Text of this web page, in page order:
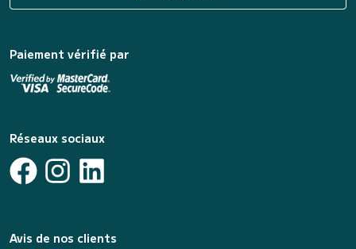
Paiement vérifié par
Réseaux sociaux
Avis de nos clients